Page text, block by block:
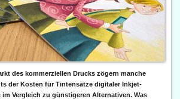
des kommerziellen Drucks zögern manche
der Kosten für Tintensätze digitaler Inkjet-
im Vergleich zu günstigeren Alternativen. Was